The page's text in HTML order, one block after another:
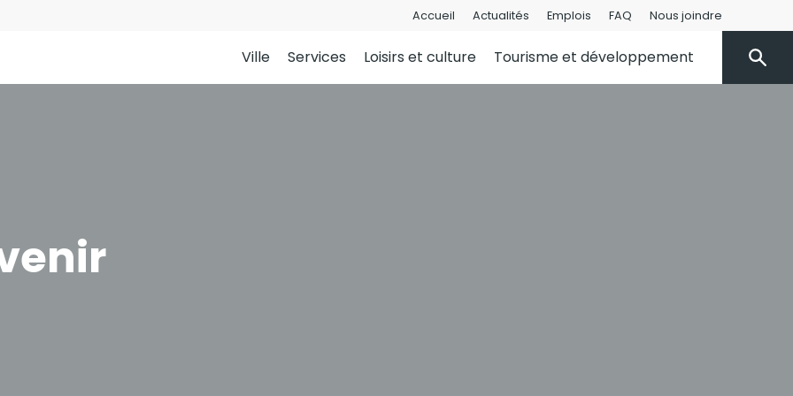
Accueil Actualités Emplois FAQ Nous joindre
Ville Services Loisirs et culture Tourisme et développement